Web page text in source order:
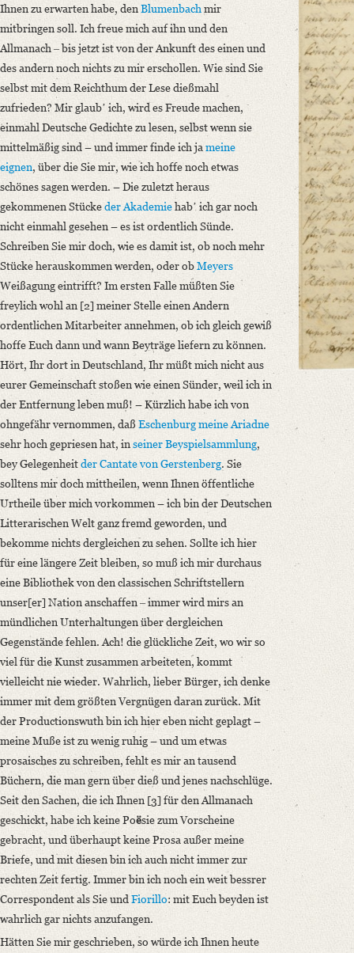
Manuscript
Provider: Marbach am Neckar, Deutsches Literaturarchiv
Classification Number: A:Bürger 1916
Number of Pages: 6 S., hs. m. U.
Format: 8°
Language
German
Ihnen zu erwarten habe, denBlumenbach mir
mitbringen soll. Ich freue mich auf ihn und den
Allmanach ‒ bis jetzt ist von der Ankunft des einen und
des andern noch nichts zu mir erschollen. Wie sind Sie
selbst mit dem Reichthum der Lese dießmahl
zufrieden? Mir glaubʼ ich, wird es Freude machen,
einmahl Deutsche Gedichte zu lesen, selbst wenn sie
mittelmäßig sind – und immer finde ich ja meine
eignen, über die Sie mir, wie ich hoffe noch etwas
schönes sagen werden. – Die zuletzt heraus
gekommenen Stückeder Akademiehabʼ ich gar noch
nicht einmahl gesehen – es ist ordentlich Sünde.
Schreiben Sie mir doch, wie es damit ist, ob noch mehr
Stücke herauskommen werden, oder obMeyers
Weißagung eintrifft? Im ersten Falle müßten Sie
freylich wohl an [2] meiner Stelle einen Andern
ordentlichen Mitarbeiter annehmen, ob ich gleich gewiß
hoffe Euch dann und wann Beyträge liefern zu können.
Hört, Ihr dort in Deutschland, Ihr müßt mich nicht aus
eurer Gemeinschaft stoßen wie einen Sünder, weil ich in
der Entfernung leben muß! – Kürzlich habe ich von
ohngefähr vernommen, daßEschenburgmeine Ariadne
sehr hoch gepriesen hat, inseiner Beyspielsammlung,
bey Gelegenheitder Cantate vonGerstenberg. Sie
solltens mir doch mittheilen, wenn Ihnen öffentliche
Urtheile über mich vorkommen – ich bin der Deutschen
Litterarischen Welt ganz fremd geworden, und
bekomme nichts dergleichen zu sehen. Sollte ich hier
für eine längere Zeit bleiben, so muß ich mir durchaus
eine Bibliothek von den classischen Schriftstellern
unser[er] Nation anschaffen ‒ immer wird mirs an
mündlichen Unterhaltungen über dergleichen
Gegenstände fehlen. Ach! die glückliche Zeit, wo wir so
viel für die Kunst zusammen arbeiteten, kommt
vielleicht nie wieder. Wahrlich, lieber Bürger, ich denke
immer mit dem größten Vergnügen daran zurück. Mit
der Productionswuth bin ich hier eben nicht geplagt –
meine Muße ist zu wenig ruhig – und um etwas
prosaisches zu schreiben, fehlt es mir an tausend
Büchern, die man gern über dieß und jenes nachschlüge.
Seit den Sachen, die ich Ihnen [3] für den Allmanach
geschickt, habe ich keine Poësie zum Vorscheine
gebracht, und überhaupt keine Prosa außer meine
Briefe, und mit diesen bin ich auch nicht immer zur
rechten Zeit fertig. Immer bin ich noch ein weit bessrer
Correspondent als Sie und Fiorillo: mit Euch beyden ist
wahrlich gar nichts anzufangen.
Hätten Sie mir geschrieben, so würde ich Ihnen heute